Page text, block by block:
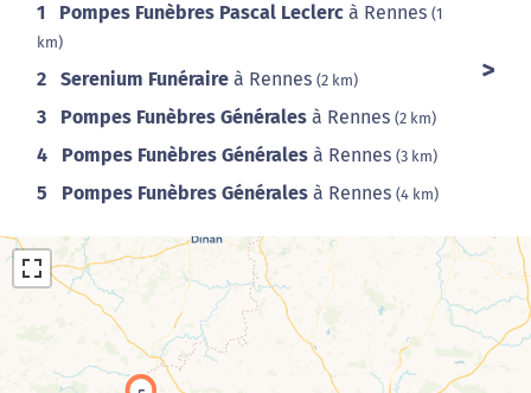
1 Pompes Funèbres Pascal Leclerc à Rennes (1
km)
2 Serenium Funéraire à Rennes (2 km)
3 Pompes Funèbres Générales à Rennes (2 km)
4 Pompes Funèbres Générales à Rennes (3 km)
5 Pompes Funèbres Générales à Rennes (4 km)